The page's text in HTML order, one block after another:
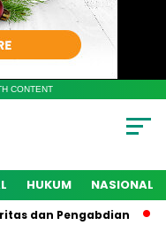
CONTENT
HUKUM NASIONAL
dan Pengabdian